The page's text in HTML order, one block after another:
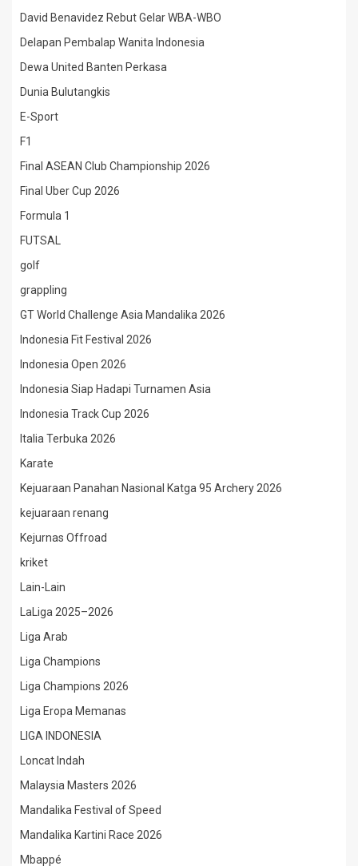
David Benavidez Rebut Gelar WBA-WBO
Delapan Pembalap Wanita Indonesia
Dewa United Banten Perkasa
Dunia Bulutangkis
E-Sport
F1
Final ASEAN Club Championship 2026
Final Uber Cup 2026
Formula 1
FUTSAL
golf
grappling
GT World Challenge Asia Mandalika 2026
Indonesia Fit Festival 2026
Indonesia Open 2026
Indonesia Siap Hadapi Turnamen Asia
Indonesia Track Cup 2026
Italia Terbuka 2026
Karate
Kejuaraan Panahan Nasional Katga 95 Archery 2026
kejuaraan renang
Kejurnas Offroad
kriket
Lain-Lain
LaLiga 2025–2026
Liga Arab
Liga Champions
Liga Champions 2026
Liga Eropa Memanas
LIGA INDONESIA
Loncat Indah
Malaysia Masters 2026
Mandalika Festival of Speed
Mandalika Kartini Race 2026
Mbappé